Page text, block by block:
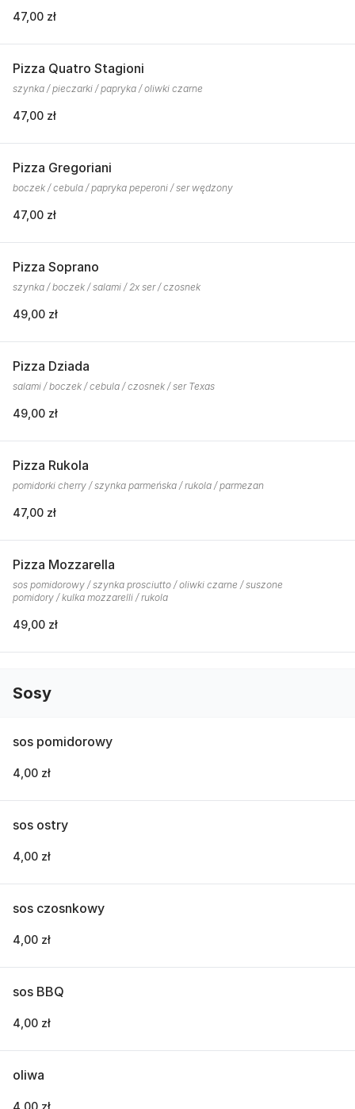
47,00 zł
Pizza Quatro Stagioni
szynka / pieczarki / papryka / oliwki czarne
47,00 zł
Pizza Gregoriani
boczek / cebula / papryka peperoni / ser wędzony
47,00 zł
Pizza Soprano
szynka / boczek / salami / 2x ser / czosnek
49,00 zł
Pizza Dziada
salami / boczek / cebula / czosnek / ser Texas
49,00 zł
Pizza Rukola
pomidorki cherry / szynka parmeńska / rukola / parmezan
47,00 zł
Pizza Mozzarella
sos pomidorowy / szynka prosciutto / oliwki czarne / suszone
pomidory / kulka mozzarelli / rukola
49,00 zł
Sosy
sos pomidorowy
4,00 zł
sos ostry
4,00 zł
sos czosnkowy
4,00 zł
sos BBQ
4,00 zł
oliwa